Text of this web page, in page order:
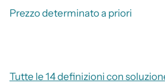
Prezzo determinato a priori
Tutte le 14 definizioni con